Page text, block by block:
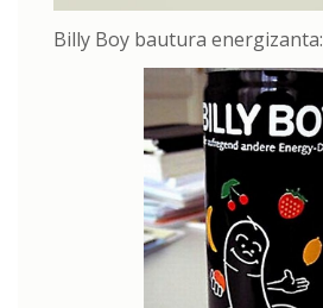
Billy Boy bautura energizanta: